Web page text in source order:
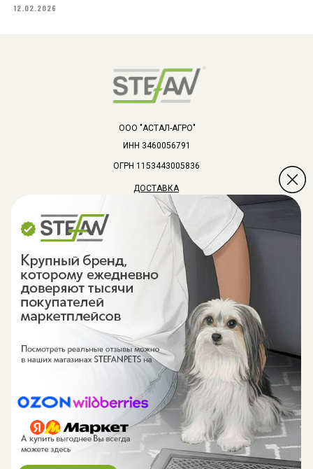
12.02.2026
Все права защищены
Регламент о защите персональных данных
Сайт разработан kavadigital
ООО "АСТАЛ-АГРО"
ИНН 3460056791
ДОСТАВКА
ОПЛАТА
ВОЗВРАТ
ОГРН 1153443005836
РАБОТАЕМ С 9:00 ДО 18:00 ПО МСК
Выходные: Суббота и Воскресенье
Email: Support@stefanpets.ru
+7 (495) 220-57-07
Обратный звонок